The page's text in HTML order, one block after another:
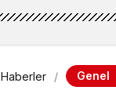
Haberler Genel